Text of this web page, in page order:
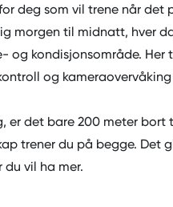
deg som vil trene når det
morgen til midnatt, hver
kondisjonsområde. Her
og
er det bare 200 meter bort
trener du på begge. Det
vil ha mer.